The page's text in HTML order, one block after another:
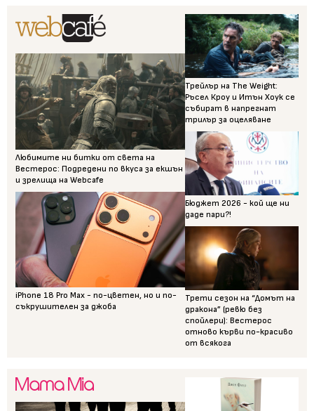
Любимите ни битки от света на
Вестерос: Подредени по вкуса за екшън
и зрелища на Webcafe
iPhone 18 Pro Max - по-цветен, но и по-
съкрушителен за джоба
Трейлър на The Weight:
Ръсел Кроу и Итън Хоук се
събират в напрегнат
трилър за оцеляване
Бюджет 2026 - кой ще ни
даде пари?!
Трети сезон на “Домът на
дракона” (ревю без
спойлери): Вестерос
отново кърви по-красиво
от всякога